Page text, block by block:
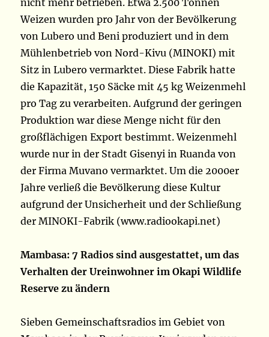
nicht mehr betrieben. Etwa 2.500 Tonnen
Weizen wurden pro Jahr von der Bevölkerung
von Lubero und Beni produziert und in dem
Mühlenbetrieb von Nord-Kivu (MINOKI) mit
Sitz in Lubero vermarktet. Diese Fabrik hatte
die Kapazität, 150 Säcke mit 45 kg Weizenmehl
pro Tag zu verarbeiten. Aufgrund der geringen
Produktion war diese Menge nicht für den
großflächigen Export bestimmt. Weizenmehl
wurde nur in der Stadt Gisenyi in Ruanda von
der Firma Muvano vermarktet. Um die 2000er
Jahre verließ die Bevölkerung diese Kultur
aufgrund der Unsicherheit und der Schließung
der MINOKI-Fabrik (www.radiookapi.net)
Mambasa: 7 Radios sind ausgestattet, um das
Verhalten der Ureinwohner im Okapi Wildlife
Reserve zu ändern
Sieben Gemeinschaftsradios im Gebiet von